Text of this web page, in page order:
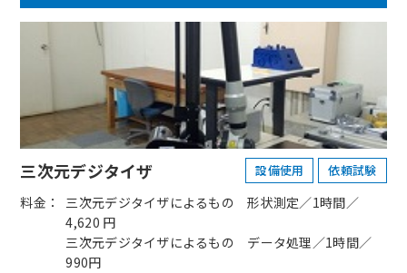
三次元デジタイザ 設備使用 依頼試験
料金
三次元デジタイザによるもの 形状測定／1時間／
4,620 円
三次元デジタイザによるもの データ処理／1時間／
990円